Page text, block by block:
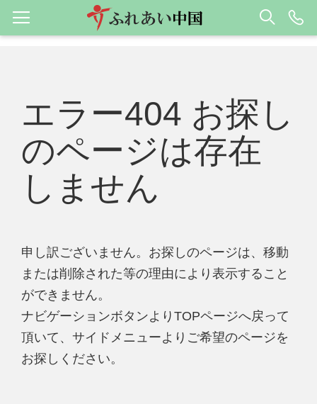
エラー404 お探し
のページは存在
しません
申し訳ございません。お探しのページは、移動
または削除された等の理由により表示すること
ができません。
ナビゲーションボタンよりTOPページへ戻って
頂いて、サイドメニューよりご希望のページを
お探しください。